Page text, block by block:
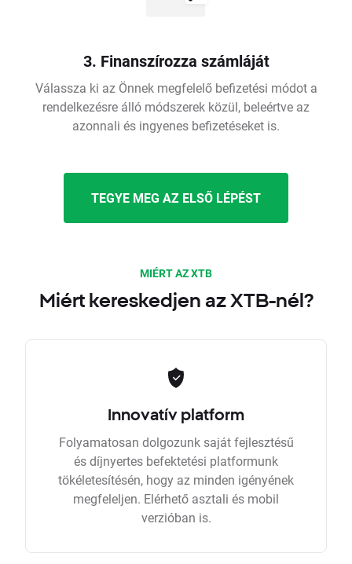
3. Finanszírozza számláját
Válassza ki az Önnek megfelelő befizetési módot a
rendelkezésre álló módszerek közül, beleértve az
azonnali és ingyenes befizetéseket is.
TEGYE MEG AZ ELSŐ LÉPÉST
MIÉRT AZ XTB
Miért kereskedjen az XTB-nél?
Innovatív platform
Folyamatosan dolgozunk saját fejlesztésű
és díjnyertes befektetési platformunk
tökéletesítésén, hogy az minden igényének
megfeleljen. Elérhető asztali és mobil
verzióban is.